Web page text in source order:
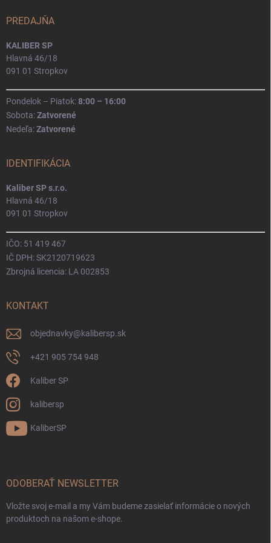
PREDAJŇA
KALIBER SP
Hlavná 46/18
091 01 Stropkov
Pondelok – Piatok:8:00 – 16:00
Sobota:Zatvorené
Nedeľa:Zatvorené
IDENTIFIKÁCIA
Kaliber SP s.r.o.
Hlavná 46/18
091 01 Stropkov
IČO: 51 419 467
IČ DPH: SK2120719623
Zbrojná licencia: LA 002853
KONTAKT
objednavky@kalibersp.sk
+421 905 754 948
Kaliber SP
kalibersp
KaliberSP
ODOBERAŤ NEWSLETTER
Vložte svoj e-mail a my Vám budeme zasielať informácie o nových
produktoch na našom e-shope.